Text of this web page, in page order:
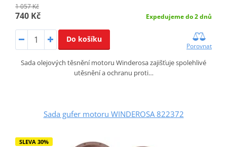
1 057 Kč
740 Kč Expedujeme do 2 dnů
Do košíku
Porovnat
Sada olejových těsnění motoru Winderosa zajišťuje spolehlivé
utěsnění a ochranu proti…
Sada gufer motoru WINDEROSA 822372
SLEVA 30%